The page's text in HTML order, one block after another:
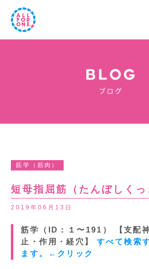
筋学（筋肉）
短母指屈筋（たんぼしくっ
2019年06月13日
筋学（ID：１〜191） 【支配
止・作用・経穴】すべて検索
ます。←クリック